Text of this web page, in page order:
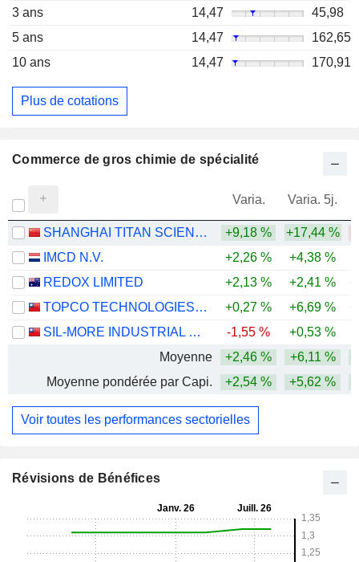
3 ans
14,47
45,98
5 ans
14,47
162,65
10 ans
14,47 170,91
Plus de cotations
Commerce de gros chimie de spécialité
Varia. Varia. 5j.
SHANGHAI TITAN SCIENTIFIC CO., LTD. +9,18 % +17,44 %
IMCD N.V.
+2,26 % +4,38 %
REDOX LIMITED
+2,13 % +2,41 %
TOPCO TECHNOLOGIES CORP.
+0,27 % +6,69 %
SIL-MORE INDUSTRIAL LIMITED
-1,55 %
+0,53 %
Moyenne
+2,46 % +6,11 %
Moyenne pondérée par Capi.
+2,54 % +5,62 %
Voir toutes les performances sectorielles
Révisions de Bénéfices